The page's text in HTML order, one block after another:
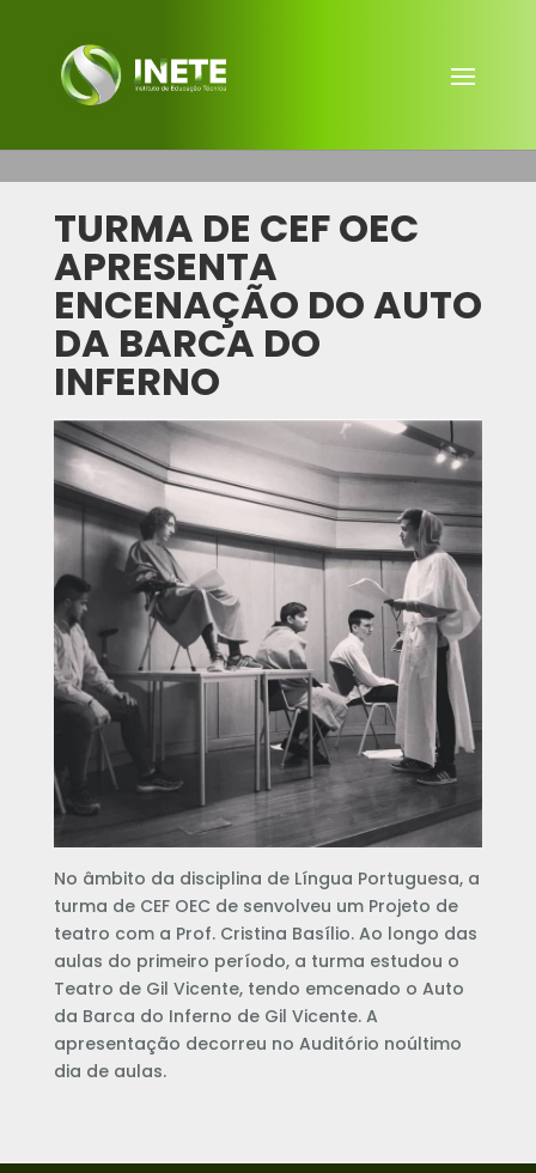
TURMA DE CEF OEC
APRESENTA
ENCENAÇÃO DO AUTO
DA BARCA DO
INFERNO
No âmbito da disciplina de Língua Portuguesa, a
turma de CEF OEC de senvolveu um Projeto de
teatro com a Prof. Cristina Basílio. Ao longo das
aulas do primeiro período, a turma estudou o
Teatro de Gil Vicente, tendo emcenado o Auto
da Barca do Inferno de Gil Vicente. A
apresentação decorreu no Auditório noúltimo
dia de aulas.